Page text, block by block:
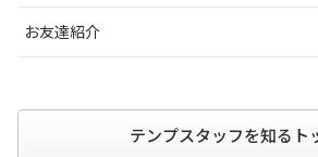
お友達紹介
テンプスタッフを知るト